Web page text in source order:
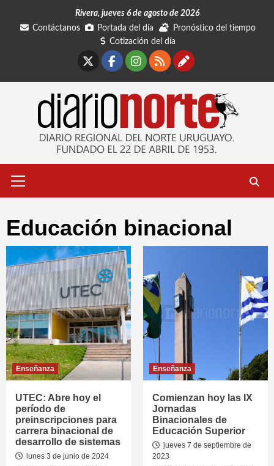
Rivera, jueves 6 de agosto de 2026
Contáctanos
Portada del día
Pronóstico del tiempo
Cotización del día
Facebook
Instagram
RSSContáctanos
primario
Educación binacional
Enseñanza
UTEC: Abre hoy el
período de
preinscripciones para
carrera binacional de
desarrollo de sistemas
lunes 3 de junio de 2024
Enseñanza
Comienzan hoy las IX
Jornadas
Binacionales de
Educación Superior
jueves 7 de septiembre de
2023